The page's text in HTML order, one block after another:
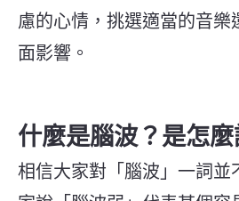
慮的心情，挑選適當的音樂
面影響。
什麼是腦波？是怎麼
相信大家對「腦波」一詞並